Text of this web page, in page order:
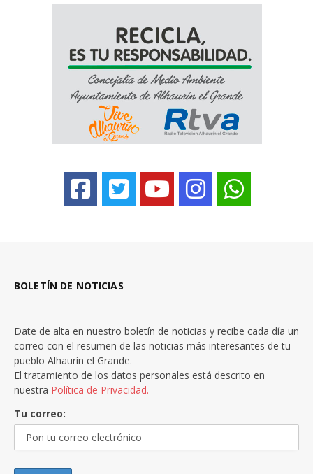
BOLETÍN DE NOTICIAS
Date de alta en nuestro boletín de noticias y recibe cada día un
correo con el resumen de las noticias más interesantes de tu
pueblo Alhaurín el Grande.
El tratamiento de los datos personales está descrito en
nuestra Política de Privacidad.
Tu correo: